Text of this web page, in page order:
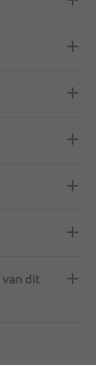
van dit